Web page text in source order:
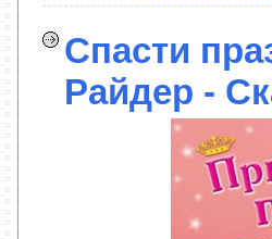
Спасти
Райдер -